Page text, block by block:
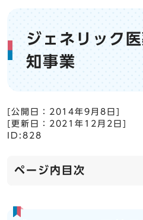
ジェネリック
知事業
[公開日： 2014年9月8日
[更新日： 2021年12月2日
ID:828
ページ内目次